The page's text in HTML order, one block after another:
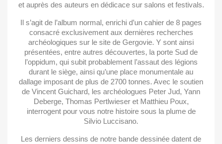
et auprès des auteurs en dédicace sur salons et festivals.
Il s’agit de l’album normal, enrichi d’un cahier de 8 pages
consacré exclusivement aux dernières recherches
archéologiques sur le site de Gergovie. Y sont ainsi
présentées, entre autres découvertes, la porte Sud de
l’oppidum, qui subit probablement l’assaut des légions
durant le siège, ainsi qu’une place monumentale au
dallage imposant de plus de 2700 tonnes. Avec le soutien
de Vincent Guichard, les archéologues Peter Jud, Yann
Deberge, Thomas Pertlwieser et Matthieu Poux,
interrogent pour vous notre histoire sous la plume de
Silvio Luccisano.
Les derniers dessins de notre bande dessinée datent de